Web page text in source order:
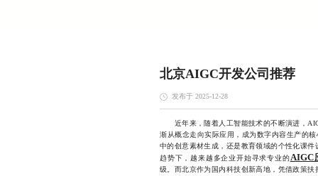
北京AIGC开发公司推荐
发布于 2025-12-28
近年来，随着人工智能技术的不断演进，
渐从概念走向实际应用，成为数字内容生产的
中的创意素材生成，还是教育领域的个性化课
趋势下，越来越多企业开始寻求专业的AIGC
级。而北京作为国内科技创新高地，凭借政策